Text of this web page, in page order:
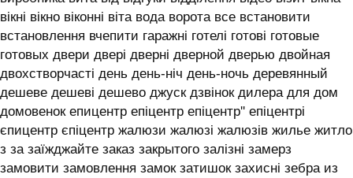
вікні вікно віконні віта вода ворота все встановити
встановлення вчепити гаражні готелі готові готовые
готовых двери двері дверні дверной дверью двойная
двохстворчасті день день-ніч день-ночь деревянный
дешеве дешеві дешево джуск дзвінок дилера для дом
домовенок епицентр епіцентр епіцентр'' епіцентрі
єпицентр єпіцентр жалюзи жалюзі жалюзів жилье житло
з за заїжджайте заказ закрытого залізні замерз
замовити замовлення замок затишок захисні зебра из